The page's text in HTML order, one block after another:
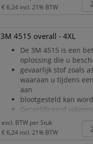
(PPE) categorie III,
warmtestress en de
Uitstekende barrière
deeltjes en bepaalde
spetters (CE Type 5/6)
Stevig, zeer adem
€ 6,24 incl. 21% BTW
3M 4515 overall - 4XL
De 3M 4515 is een
oplossing die u
gevaarlijk stof zoals
waaraan u tijdens
aan
blootgesteld kan
Gecertificeerd
voor persoonlijke
(PPE) categorie III,
excl. BTW per Stuk
€ 6,24 incl. 21% BTW